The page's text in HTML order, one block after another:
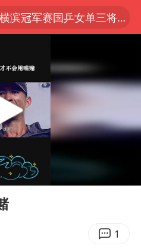
WTT横滨冠军赛国乒女单三将晋级四强
将正面袭击贯穿浙江
市有序停课
迎来龙餐馆》口碑
酒店花洒现排泄物住客索赔遭拒
平潭拍日出坠崖1死1伤
1